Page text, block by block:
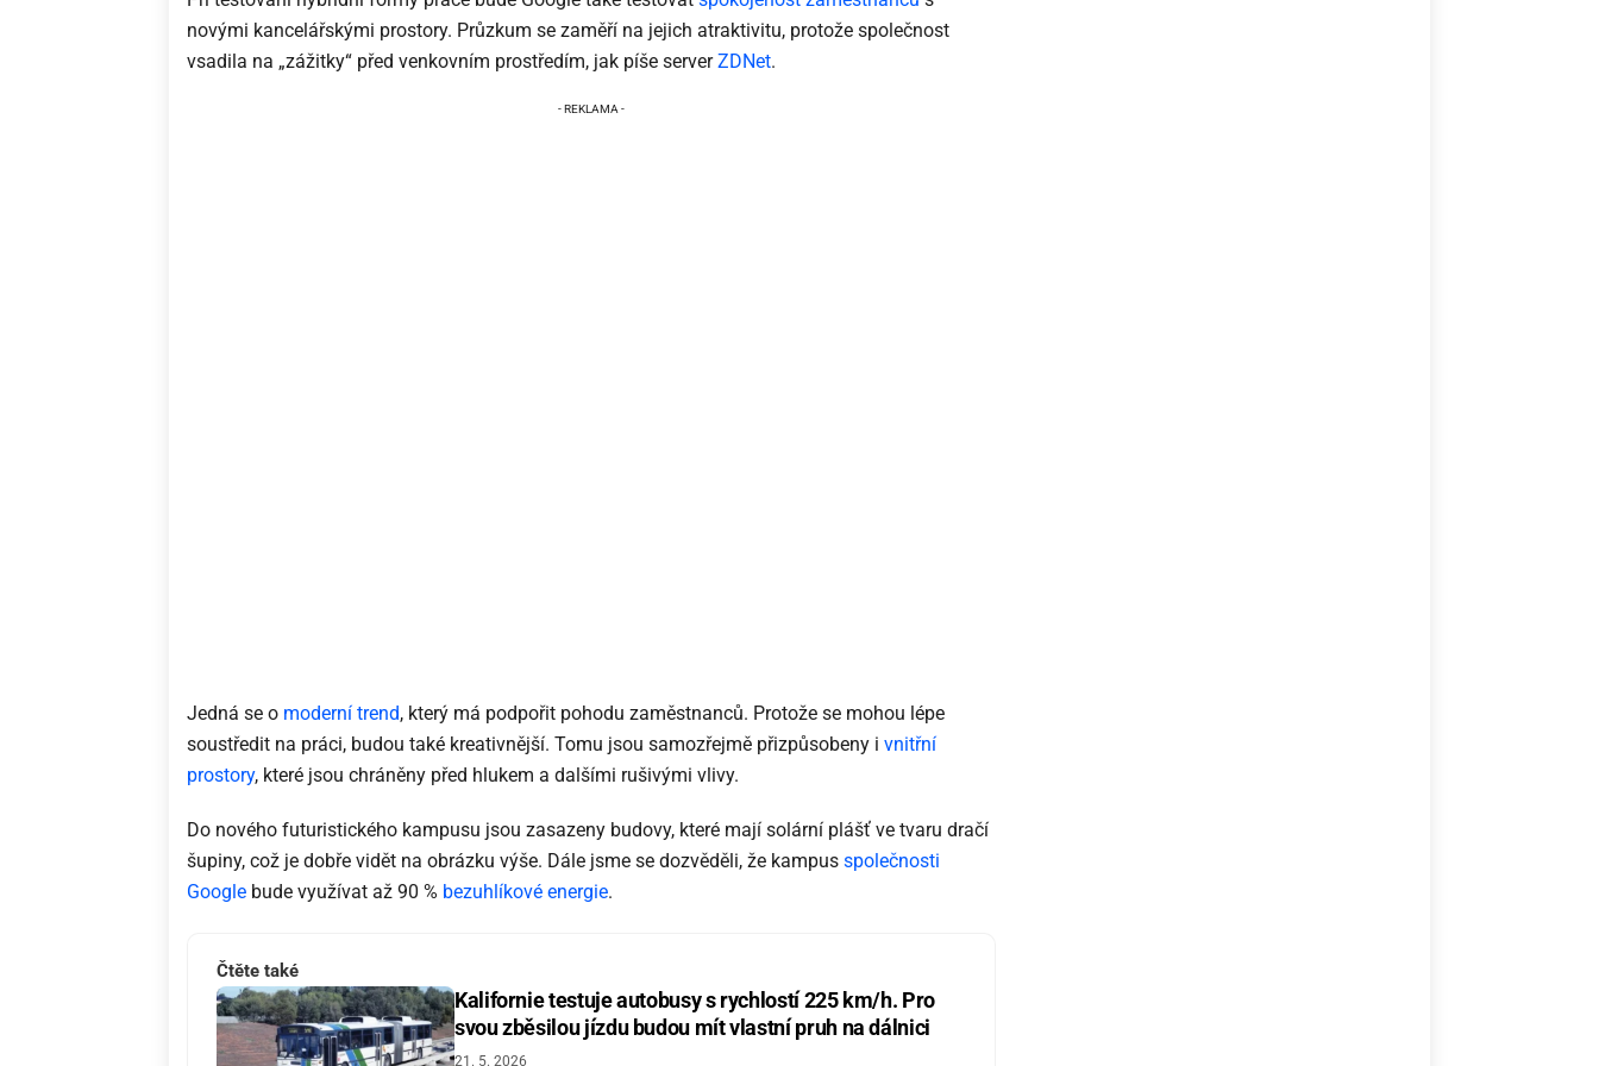
novými kancelářskými prostory. Průzkum se zaměří na jejich atraktivitu, protože společnost
vsadila na „zážitky“ před venkovním prostředím, jak píše serverZDNet.
Jedná se o moderní trend, který má podpořit pohodu zaměstnanců. Protože se mohou lépe
soustředit na práci, budou také kreativnější. Tomu jsou samozřejmě přizpůsobeny i vnitřní
prostory, které jsou chráněny před hlukem a dalšími rušivými vlivy.
Do nového futuristického kampusu jsou zasazeny budovy, které mají solární plášť ve tvaru dračí
šupiny, což je dobře vidět na obrázku výše. Dále jsme se dozvěděli, že kampus společnosti
Google bude využívat až 90 % bezuhlíkové energie.
Čtěte také
Kalifornie testuje autobusy s rychlostí 225 km/h. Pro
svou zběsilou jízdu budou mít vlastní pruh na dálnici
21. 5. 2026